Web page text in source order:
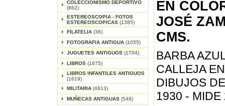
COLECCIONISMO DEPORTIVO
(862)
ESTEREOSCOPIA - FOTOS
ESTEREOSCOPICAS (1385)
FILATELIA (36)
FOTOGRAFIA ANTIGUA (1055)
JUGUETES ANTIGUOS (1704)
LIBROS (1875)
LIBROS INFANTILES ANTIGUOS
(1619)
MILITARIA (4813)
MUÑECAS ANTIGUAS (548)
EN
JOSÉ
CMS.
BARBA
CALLEJA
DIBUJOS
1930 - MIDE